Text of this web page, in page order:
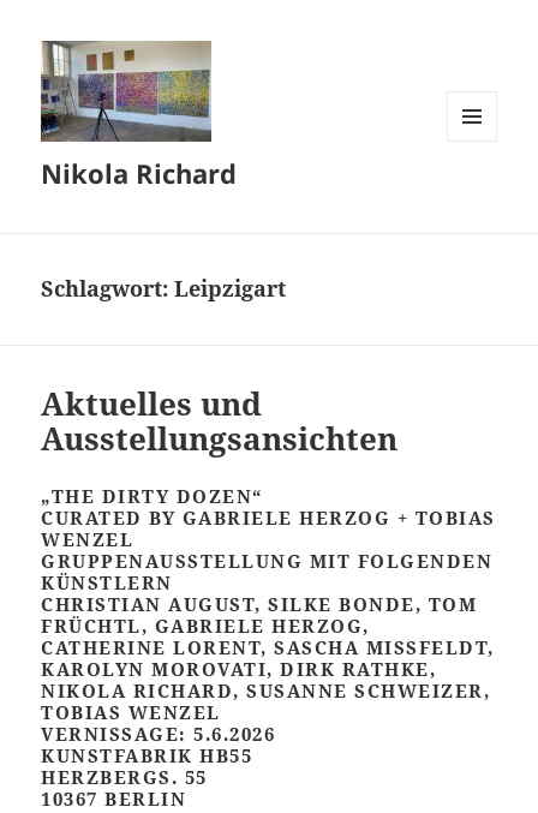
Nikola Richard
Schlagwort:Leipzigart
Aktuelles und
Ausstellungsansichten
„THE DIRTY DOZEN“
CURATED BY GABRIELE HERZOG + TOBIAS
WENZEL
GRUPPENAUSSTELLUNG MIT FOLGENDEN
KÜNSTLERN
CHRISTIAN AUGUST, SILKE BONDE, TOM
FRÜCHTL, GABRIELE HERZOG,
CATHERINE LORENT, SASCHA MISSFELDT,
KAROLYN MOROVATI, DIRK RATHKE,
NIKOLA RICHARD, SUSANNE SCHWEIZER,
TOBIAS WENZEL
VERNISSAGE: 5.6.2026
KUNSTFABRIK HB55
HERZBERGS. 55
10367 BERLIN